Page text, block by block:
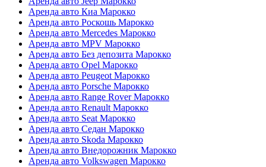
Аренда авто Киа Марокко
Аренда авто Роскошь Марокко
Аренда авто Mercedes Марокко
Аренда авто MPV Марокко
Аренда авто Без депозита Марокко
Аренда авто Opel Марокко
Аренда авто Peugeot Марокко
Аренда авто Porsche Марокко
Аренда авто Range Rover Марокко
Аренда авто Renault Марокко
Аренда авто Seat Марокко
Аренда авто Седан Марокко
Аренда авто Skoda Марокко
Аренда авто Внедорожник Марокко
Аренда авто Volkswagen Марокко